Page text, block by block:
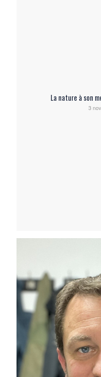
La nature à son
3